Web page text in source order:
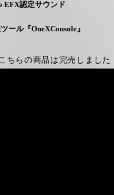
EFX認定サウンド
ール『OneXConsole』
ちらの商品は完売しました